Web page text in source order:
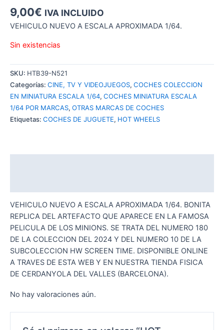
9,00€ IVA INCLUIDO
VEHICULO NUEVO A ESCALA APROXIMADA 1/64.
Sin existencias
SKU: HTB39-N521
Categorías: CINE, TV Y VIDEOJUEGOS, COCHES COLECCION
EN MINIATURA ESCALA 1/64, COCHES MINIATURA ESCALA
1/64 POR MARCAS, OTRAS MARCAS DE COCHES
Etiquetas: COCHES DE JUGUETE, HOT WHEELS
VEHICULO NUEVO A ESCALA APROXIMADA 1/64. BONITA
REPLICA DEL ARTEFACTO QUE APARECE EN LA FAMOSA
PELICULA DE LOS MINIONS. SE TRATA DEL NUMERO 180
DE LA COLECCION DEL 2024 Y DEL NUMERO 10 DE LA
SUBCOLECCION HW SCREEN TIME. DISPONIBLE ONLINE
A TRAVES DE ESTA WEB Y EN NUESTRA TIENDA FISICA
DE CERDANYOLA DEL VALLES (BARCELONA).
No hay valoraciones aún.